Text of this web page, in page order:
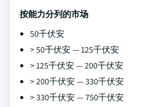
按能力分列的市场
50千伏安
> 50千伏安 — 125千伏安
> 125千伏安 — 200千伏安
> 200千伏安 — 330千伏安
> 330千伏安 — 750千伏安